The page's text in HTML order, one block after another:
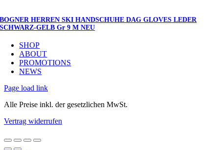
BOGNER HERREN SKI HANDSCHUHE DAG GLOVES LEDER
SCHWARZ-GELB Gr 9 M NEU
SHOP
ABOUT
PROMOTIONS
NEWS
Page load link
Alle Preise inkl. der gesetzlichen MwSt.
Vertrag widerrufen